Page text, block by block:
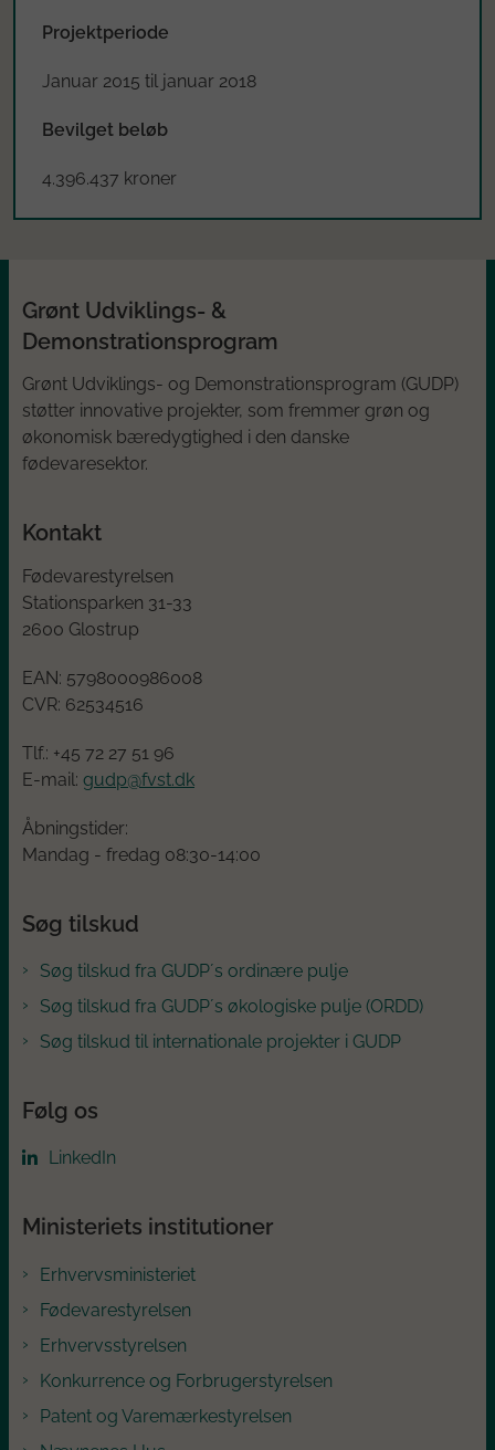
Projektperiode
Januar 2015 til januar 2018
Bevilget beløb
4.396.437 kroner
Grønt Udviklings- &
Demonstrationsprogram
Grønt Udviklings- og Demonstrationsprogram (GUDP)
støtter innovative projekter, som fremmer grøn og
økonomisk bæredygtighed i den danske
fødevaresektor.
Kontakt
Fødevarestyrelsen
Stationsparken 31-33
2600 Glostrup
EAN: 5798000986008
CVR: 62534516
Tlf.: +45 72 27 51 96
E-mail: gudp@fvst.dk
Åbningstider:
Mandag - fredag 08:30-14:00
Søg tilskud
Søg tilskud fra GUDP´s ordinære pulje
Søg tilskud fra GUDP´s økologiske pulje (ORDD)
Søg tilskud til internationale projekter i GUDP
Følg os
LinkedIn
Ministeriets institutioner
Erhvervsministeriet
Fødevarestyrelsen
Erhvervsstyrelsen
Konkurrence og Forbrugerstyrelsen
Patent og Varemærkestyrelsen